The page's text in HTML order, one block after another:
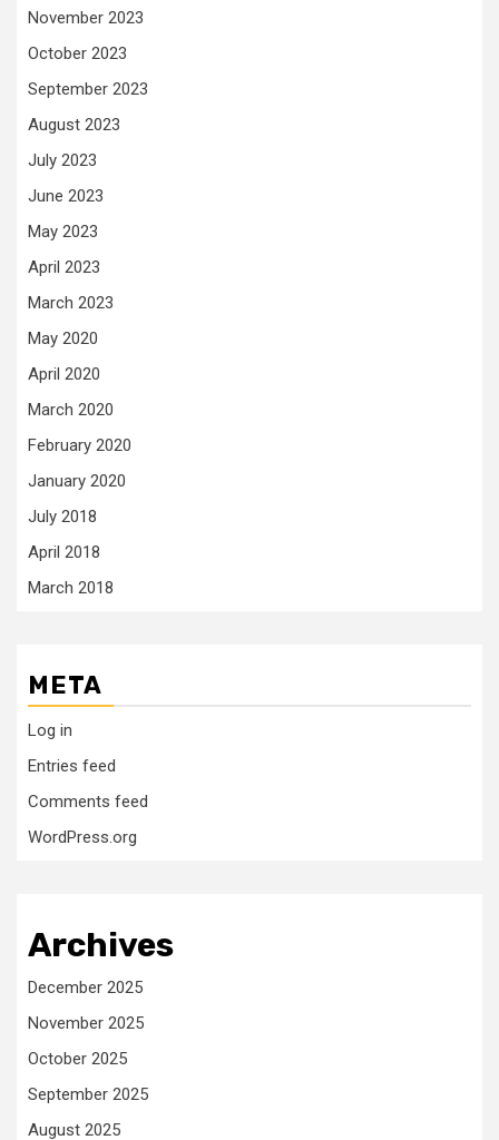
November 2023
October 2023
September 2023
August 2023
July 2023
June 2023
May 2023
April 2023
March 2023
May 2020
April 2020
March 2020
February 2020
January 2020
July 2018
April 2018
March 2018
META
Log in
Entries feed
Comments feed
WordPress.org
Archives
December 2025
November 2025
October 2025
September 2025
August 2025